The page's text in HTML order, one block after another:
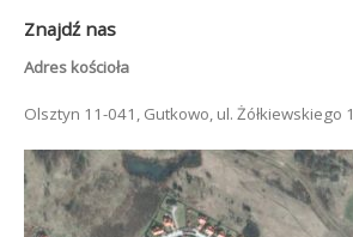
Znajdź nas
Adres kościoła
Olsztyn 11-041, Gutkowo, ul. Żółkiewskiego 1